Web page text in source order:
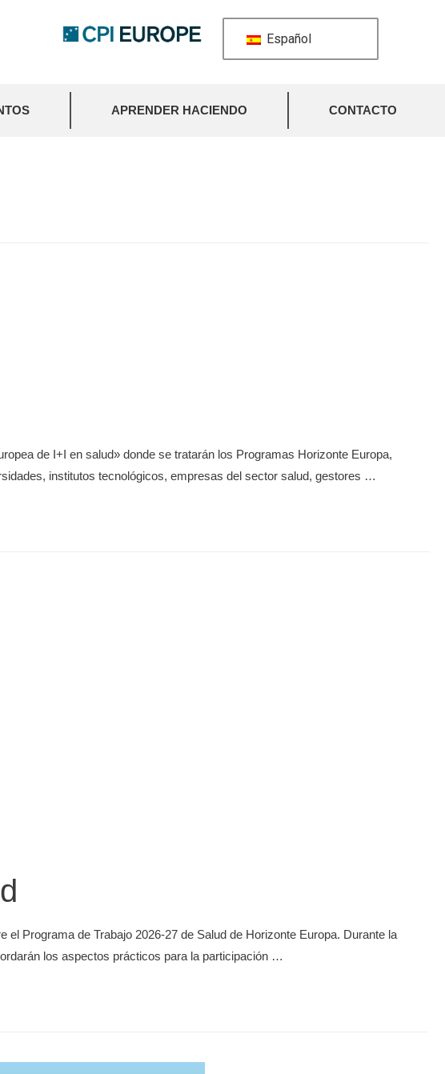
Español
APRENDER HACIENDO CONTACTO
de I+I en salud» donde se tratarán los Programas Horizonte Europa,
institutos tecnológicos, empresas del sector salud, gestores …
Programa de Trabajo 2026-27 de Salud de Horizonte Europa. Durante la
los aspectos prácticos para la participación …